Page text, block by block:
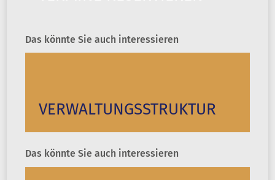
Das könnte Sie auch interessieren
VERWALTUNGS­STRUKTUR
Das könnte Sie auch interessieren